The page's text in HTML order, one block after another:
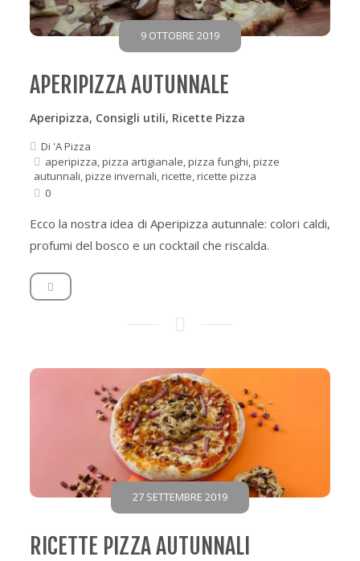
9 OTTOBRE 2019
APERIPIZZA AUTUNNALE
Aperipizza, Consigli utili, Ricette Pizza
Di 'A Pizza
aperipizza,pizza artigianale,pizza funghi,pizze
autunnali,pizze invernali,ricette,ricette pizza
0
Ecco la nostra idea di Aperipizza autunnale: colori caldi,
profumi del bosco e un cocktail che riscalda.
27 SETTEMBRE 2019
RICETTE PIZZA AUTUNNALI